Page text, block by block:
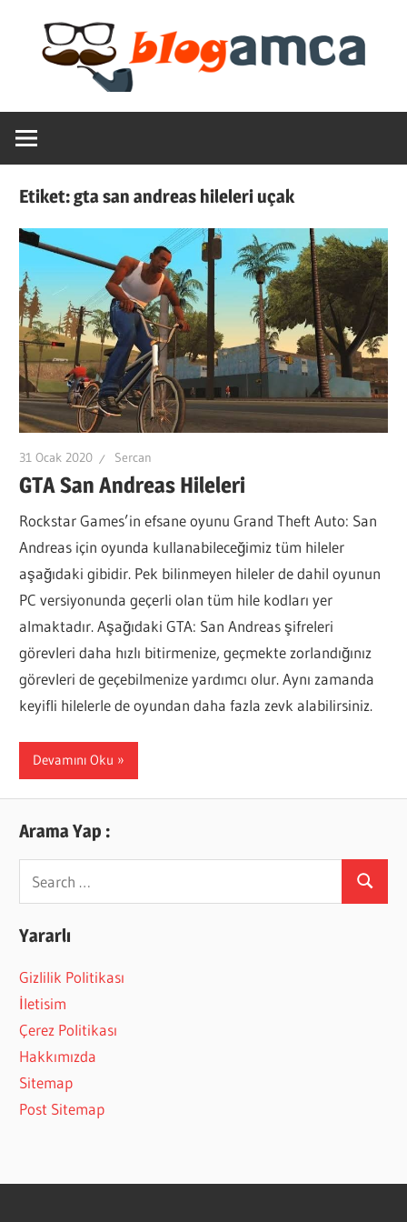
content
Blogamca
2025
Haber,
Blogların
Amcası
Etiket:gta san andreas hileleri uçak
31 Ocak 2020 Sercan
GTA San Andreas Hileleri
Rockstar Games’in efsane oyunu Grand Theft Auto: San
Andreas için oyunda kullanabileceğimiz tüm hileler
aşağıdaki gibidir. Pek bilinmeyen hileler de dahil oyunun
PC versiyonunda geçerli olan tüm hile kodları yer
almaktadır. Aşağıdaki GTA: San Andreas şifreleri
görevleri daha hızlı bitirmenize, geçmekte zorlandığınız
görevleri de geçebilmenize yardımcı olur. Aynı zamanda
keyifli hilelerle de oyundan daha fazla zevk alabilirsiniz.
Devamını Oku
Arama Yap :
Search
Yararlı
Gizlilik Politikası
İletisim
Çerez Politikası
Hakkımızda
Sitemap
Post Sitemap